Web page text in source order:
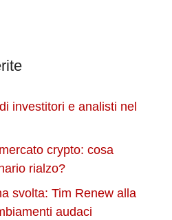
investitori e analisti nel
crypto: cosa
rialzo?
svolta: Tim Renew alla
audaci